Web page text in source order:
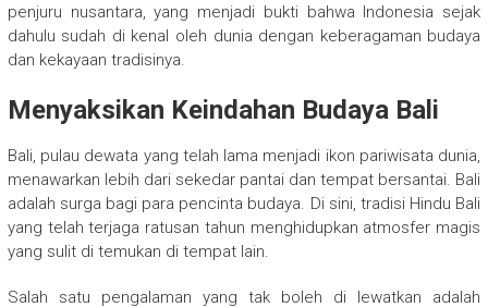
penjuru nusantara, yang menjadi bukti bahwa Indonesia sejak
dahulu sudah di kenal oleh dunia dengan keberagaman budaya
dan kekayaan tradisinya.
Menyaksikan Keindahan Budaya Bali
Bali, pulau dewata yang telah lama menjadi ikon pariwisata dunia,
menawarkan lebih dari sekedar pantai dan tempat bersantai. Bali
adalah surga bagi para pencinta budaya. Di sini, tradisi Hindu Bali
yang telah terjaga ratusan tahun menghidupkan atmosfer magis
yang sulit di temukan di tempat lain.
Salah satu pengalaman yang tak boleh di lewatkan adalah